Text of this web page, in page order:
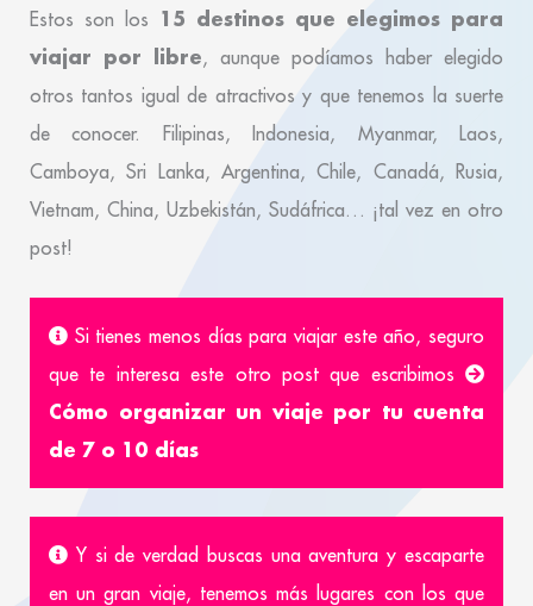
Estos son los 15 destinos que elegimos para
viajar por libre, aunque podíamos haber elegido
otros tantos igual de atractivos y que tenemos la suerte
de conocer. Filipinas, Indonesia, Myanmar, Laos,
Camboya, Sri Lanka, Argentina, Chile, Canadá, Rusia,
Vietnam, China, Uzbekistán, Sudáfrica… ¡tal vez en otro
post!
Si tienes menos días para viajar este año, seguro
que te interesa este otro post que escribimos
Cómo organizar un viaje por tu cuenta
de 7 o 10 días
Y si de verdad buscas una aventura y escaparte
en un gran viaje, tenemos más lugares con los que